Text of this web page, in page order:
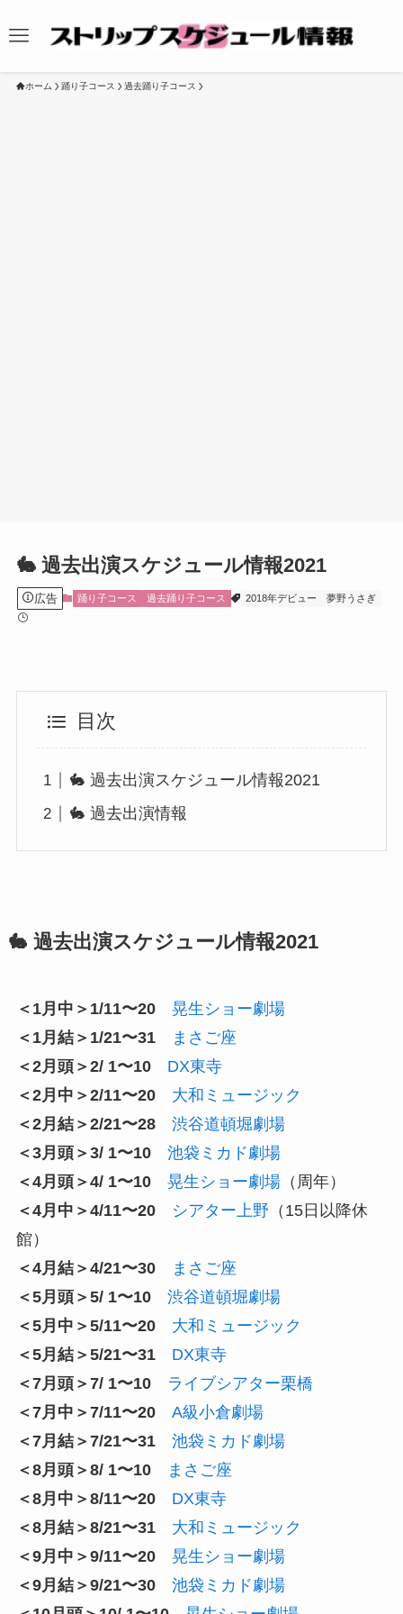
ホーム 踊り子コース 過去踊り子コース
🐇 過去出演スケジュール情報2021
広告 踊り子コース 過去踊り子コース 2018年デビュー 夢野うさぎ
目次
🐇 過去出演スケジュール情報2021
🐇 過去出演情報
🐇 過去出演スケジュール情報2021
＜1月中＞1/11〜20
晃生ショー劇場
＜1月結＞1/21〜31
まさご座
＜2月頭＞2/ 1〜10
DX東寺
＜2月中＞2/11〜20
大和ミュージック
＜2月結＞2/21〜28
渋谷道頓堀劇場
＜3月頭＞3/ 1〜10
池袋ミカド劇場
＜4月頭＞4/ 1〜10
晃生ショー劇場（周年）
＜4月中＞4/11〜20
シアター上野 （15日以降休
館）
＜4月結＞4/21〜30
まさご座
＜5月頭＞5/ 1〜10
渋谷道頓堀劇場
＜5月中＞5/11〜20
大和ミュージック
＜5月結＞5/21〜31
DX東寺
＜7月頭＞7/ 1〜10
ライブシアター栗橋
＜7月中＞7/11〜20
A級小倉劇場
＜7月結＞7/21〜31
池袋ミカド劇場
＜8月頭＞8/ 1〜10
まさご座
＜8月中＞8/11〜20
DX東寺
＜8月結＞8/21〜31
大和ミュージック
＜9月中＞9/11〜20
晃生ショー劇場
＜9月結＞9/21〜30
池袋ミカド劇場